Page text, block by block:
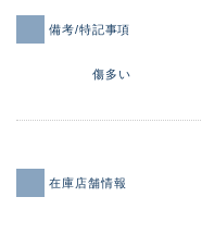
備考/特記事項
傷多い
在庫店舗情報